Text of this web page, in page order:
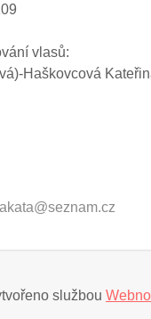
vlasů:
Haškovcová
akata@seznam.cz
službou